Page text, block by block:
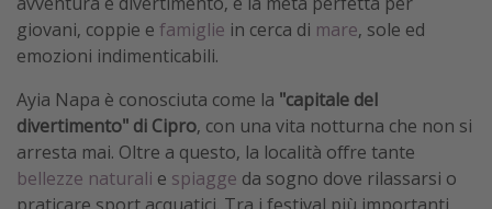
Last minute capodanno
Vacanze con bambini
Vacanze al mare
Viaggi per single
Altri argomenti
giovani, coppie e famiglie in cerca di mare, sole ed
emozioni indimenticabili.
Ayia Napa è conosciuta come la "capitale del
divertimento" di Cipro, con una vita notturna che non si
arresta mai. Oltre a questo, la località offre tante
bellezze naturali e spiagge da sogno dove rilassarsi o